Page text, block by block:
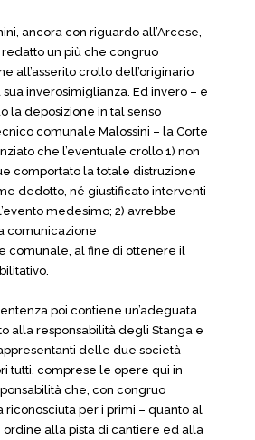
ancora con riguardo all’Arcese,
un più che congruo
all’asserito crollo dell’originario
inverosimiglianza. Ed invero – e
la deposizione in tal senso
comunale Malossini – la Corte
che l’eventuale crollo 1) non
comportato la totale distruzione
dedotto, né giustificato interventi
medesimo; 2) avrebbe
comunicazione
comunale, al fine di ottenere il
poi contiene un’adeguata
alla responsabilità degli Stanga e
delle due società
tutti, comprese le opere qui in
che, con congruo
riconosciuta per i primi – quanto al
ordine alla pista di cantiere ed alla